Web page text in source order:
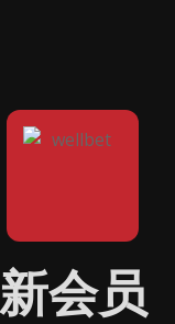
新会员